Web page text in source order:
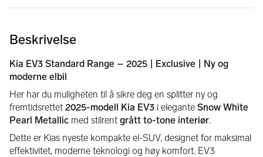
Beskrivelse
Kia EV3 Standard Range – 2025 | Exclusive | Ny og
moderne elbil
Her har du muligheten til å sikre deg en splitter ny og
fremtidsrettet 2025-modell Kia EV3 i elegante Snow White
Pearl Metallic med stilrent grått to-tone interiør.
Dette er Kias nyeste kompakte el-SUV, designet for maksimal
effektivitet, moderne teknologi og høy komfort. EV3